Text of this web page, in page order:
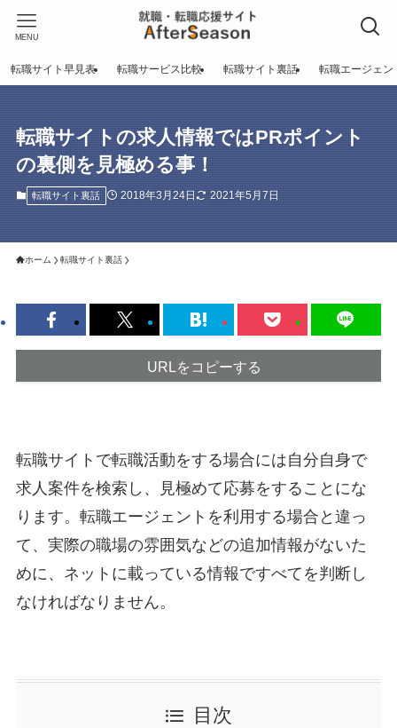
MENU
転職サイト早見表 転職サービス比較 転職サイト裏話 転職エージェン
転職サイトの求人情報ではPRポイント
の裏側を見極める事！
転職サイト裏話 2018年3月24日 2021年5月7日
ホーム 転職サイト裏話
URLをコピーする
転職サイトで転職活動をする場合には自分自身で
求人案件を検索し、見極めて応募をすることにな
ります。転職エージェントを利用する場合と違っ
て、実際の職場の雰囲気などの追加情報がないた
めに、ネットに載っている情報ですべてを判断し
なければなりません。
目次